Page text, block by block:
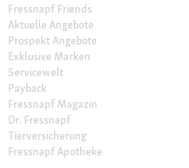
Fressnapf Friends
Aktuelle Angebote
Prospekt Angebote
Exklusive Marken
Servicewelt
Payback
Fressnapf Magazin
Dr. Fressnapf
Tierversicherung
Fressnapf Apotheke